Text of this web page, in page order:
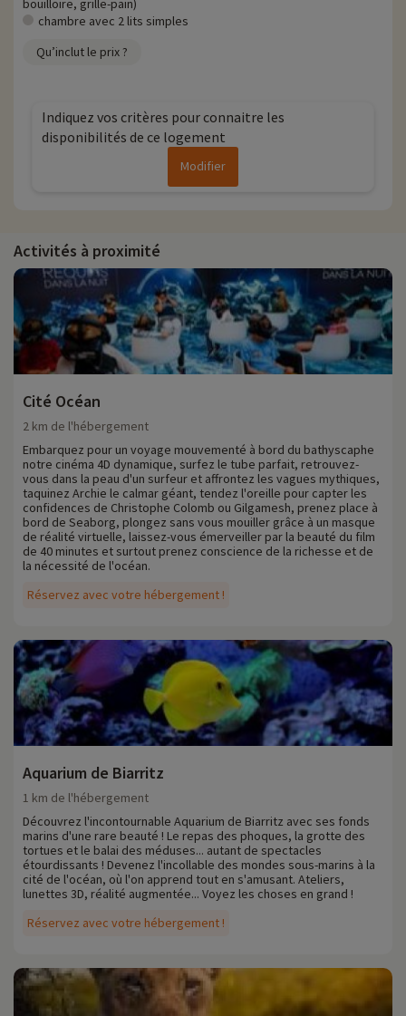
bouilloire, grille-pain)
chambre avec 2 lits simples
Qu’inclut le prix ?
Indiquez vos critères pour connaitre les
disponibilités de ce logement
Modifier
Activités à proximité
Cité Océan
Réservez avec votre hébergement !
2 km de l'hébergement
Embarquez pour un voyage mouvementé à bord du bathyscaphe
notre cinéma 4D dynamique, surfez le tube parfait, retrouvez-
vous dans la peau d'un surfeur et affrontez les vagues mythiques,
taquinez Archie le calmar géant, tendez l'oreille pour capter les
confidences de Christophe Colomb ou Gilgamesh, prenez place à
bord de Seaborg, plongez sans vous mouiller grâce à un masque
de réalité virtuelle, laissez-vous émerveiller par la beauté du film
de 40 minutes et surtout prenez conscience de la richesse et de
la nécessité de l'océan.
Aquarium de Biarritz
Réservez avec votre hébergement !
1 km de l'hébergement
Découvrez l'incontournable Aquarium de Biarritz avec ses fonds
marins d'une rare beauté ! Le repas des phoques, la grotte des
tortues et le balai des méduses... autant de spectacles
étourdissants ! Devenez l'incollable des mondes sous-marins à la
cité de l'océan, où l'on apprend tout en s'amusant. Ateliers,
lunettes 3D, réalité augmentée... Voyez les choses en grand !